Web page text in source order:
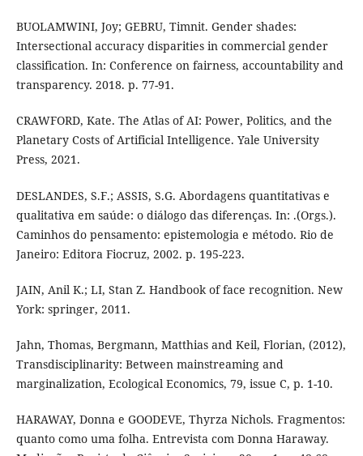
BUOLAMWINI, Joy; GEBRU, Timnit. Gender shades:
Intersectional accuracy disparities in commercial gender
classification. In: Conference on fairness, accountability and
transparency. 2018. p. 77-91.
CRAWFORD, Kate. The Atlas of AI: Power, Politics, and the
Planetary Costs of Artificial Intelligence. Yale University
Press, 2021.
DESLANDES, S.F.; ASSIS, S.G. Abordagens quantitativas e
qualitativa em saúde: o diálogo das diferenças. In: .(Orgs.).
Caminhos do pensamento: epistemologia e método. Rio de
Janeiro: Editora Fiocruz, 2002. p. 195-223.
JAIN, Anil K.; LI, Stan Z. Handbook of face recognition. New
York: springer, 2011.
Jahn, Thomas, Bergmann, Matthias and Keil, Florian, (2012),
Transdisciplinarity: Between mainstreaming and
marginalization, Ecological Economics, 79, issue C, p. 1-10.
HARAWAY, Donna e GOODEVE, Thyrza Nichols. Fragmentos:
quanto como uma folha. Entrevista com Donna Haraway.